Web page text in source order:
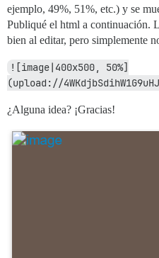
ejemplo, 49%, 51%, etc.) y se
Publiqué el html a continuación.
bien al editar, pero simplemente
![image|400x500, 50%]
(upload://
¿Alguna idea? ¡Gracias!